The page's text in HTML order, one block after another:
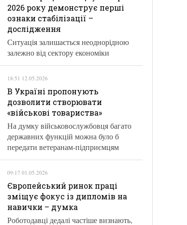
2026 року демонструє перші
ознаки стабілізації –
дослідження
Ситуація залишається неоднорідною
залежно від сектору економіки
18:51 12.05.2026
В Україні пропонують
дозволити створювати
«військові товариства»
На думку військовослужбовця багато
державних функцій можна було б
передати ветеранам-підприємцям
09:17 01.05.2026
Європейський ринок праці
зміщує фокус із дипломів на
навички – думка
Роботодавці дедалі частіше визнають,